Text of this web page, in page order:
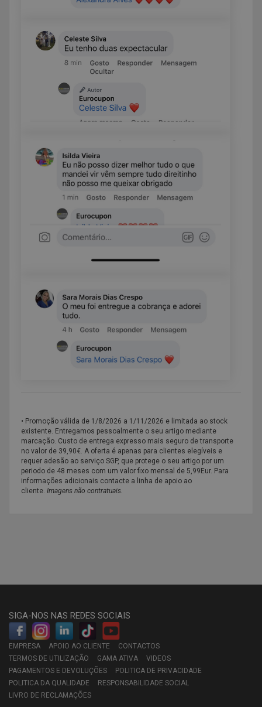
• Promoção válida de 1/8/2026 a 1/11/2026 e limitada ao stock
existente. Entregamos pessoalmente o seu artigo mediante
marcação. Custo de entrega expresso mais seguro de transporte
no valor de 39,90€. A oferta é apenas para clientes elegíveis e
requer adesão ao serviço SGP, que protege o seu artigo por um
periodo de 48 meses com um valor fixo mensal de 5,99Eur. Para
informações adicionais contacte a linha de apoio ao
cliente. Imagens não contratuais.
SIGA-NOS NAS REDES SOCIAIS
EMPRESA APOIO AO CLIENTE
CONTACTOS
TERMOS DE UTILIZAÇÃO
GAMA ATIVA
VIDEOS
PAGAMENTOS E DEVOLUÇÕES
POLITICA DE PRIVACIDADE
POLITICA DA QUALIDADE
RESPONSABILIDADE SOCIAL
LIVRO DE RECLAMAÇÕES